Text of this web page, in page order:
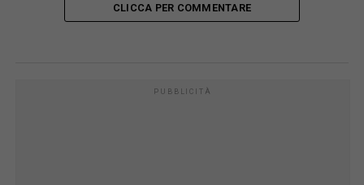
CLICCA PER COMMENTARE
PUBBLICITÀ